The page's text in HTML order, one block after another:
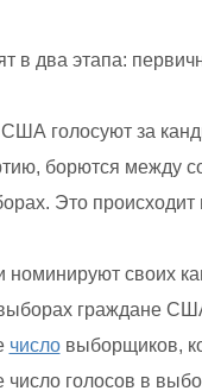
в два этапа:
голосуют за
борются между
Это происходит
своих
граждане
числовыборщиков,
голосов в